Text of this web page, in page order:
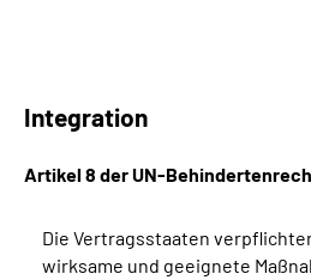
Über uns
Inhalte in Gebärdensprache
Integration
Artikel 8 der UN-
Die Vertragsstaaten
wirksame und geeignete